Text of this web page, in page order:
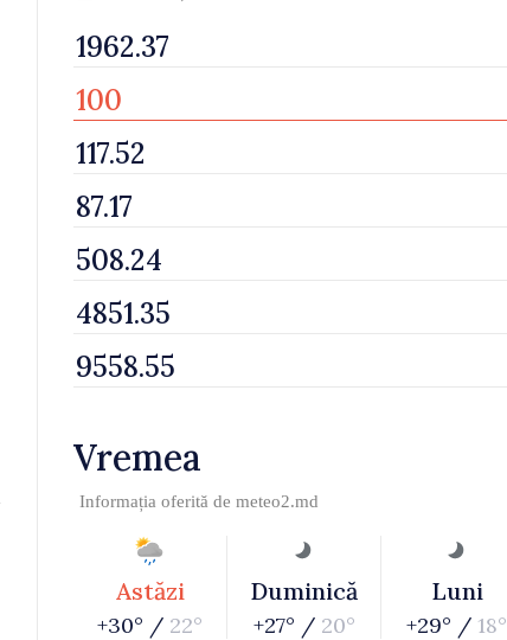
Vremea
Informația oferită de meteo2.md
Astăzi
+30° / 22°
Duminică
+27° / 20°
Luni
+29° / 18°